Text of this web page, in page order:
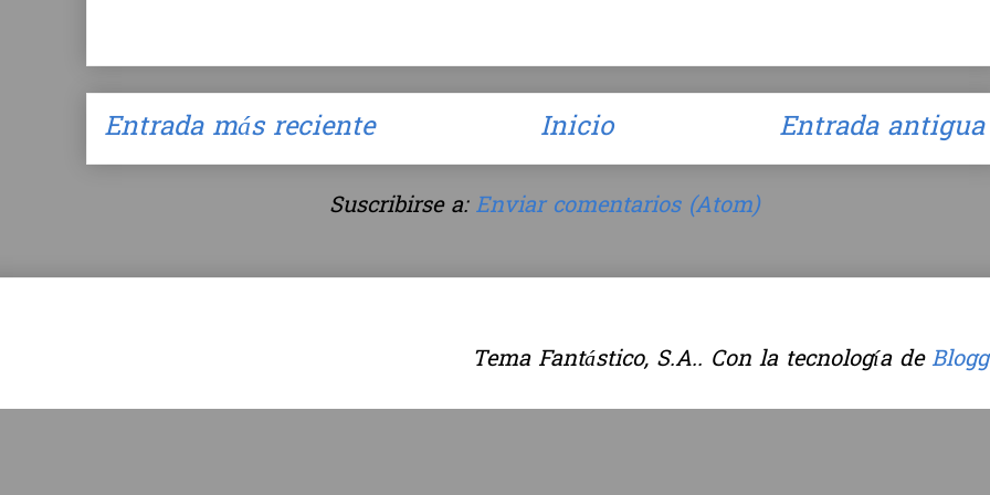
Entrada más reciente Entrada antigua
Inicio
Suscribirse a: Enviar comentarios (Atom)
Tema Fantástico, S.A.. Con la tecnología de